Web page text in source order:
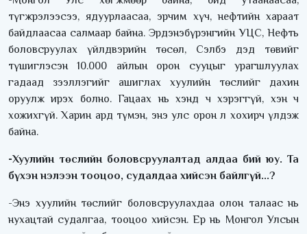
түгжрэлээсээ, ядуурлаасаа, эрчим хүч, нефтийн хараат
байдлаасаа салмаар байна. Эрдэнэбүрэнгийн УЦС, Нефть
боловсруулах үйлдвэрийн төсөл, Сэлбэ дэд төвийг
түшиглэсэн 10.000 айлын орон сууцыг урагшлуулах
гадаад зээллэгийг ашиглах хуулийн төслийг дахин
оруулж ирэх болно. Гацаах нь хэнд ч хэрэггүй, хэн ч
хожихгүй. Харин ард түмэн, энэ улс орон л хохирч үлдэж
байна.
-Хуулийн төслийн боловсруулалтад алдаа бий юу. Та
бүхэн нэлээн тооцоо, судалдаа хийсэн байлгүй...?
-Энэ хуулийн төслийг боловсруулахдаа олон талаас нь
нухацтай судалгаа, тооцоо хийсэн. Ер нь Монгол Улсын